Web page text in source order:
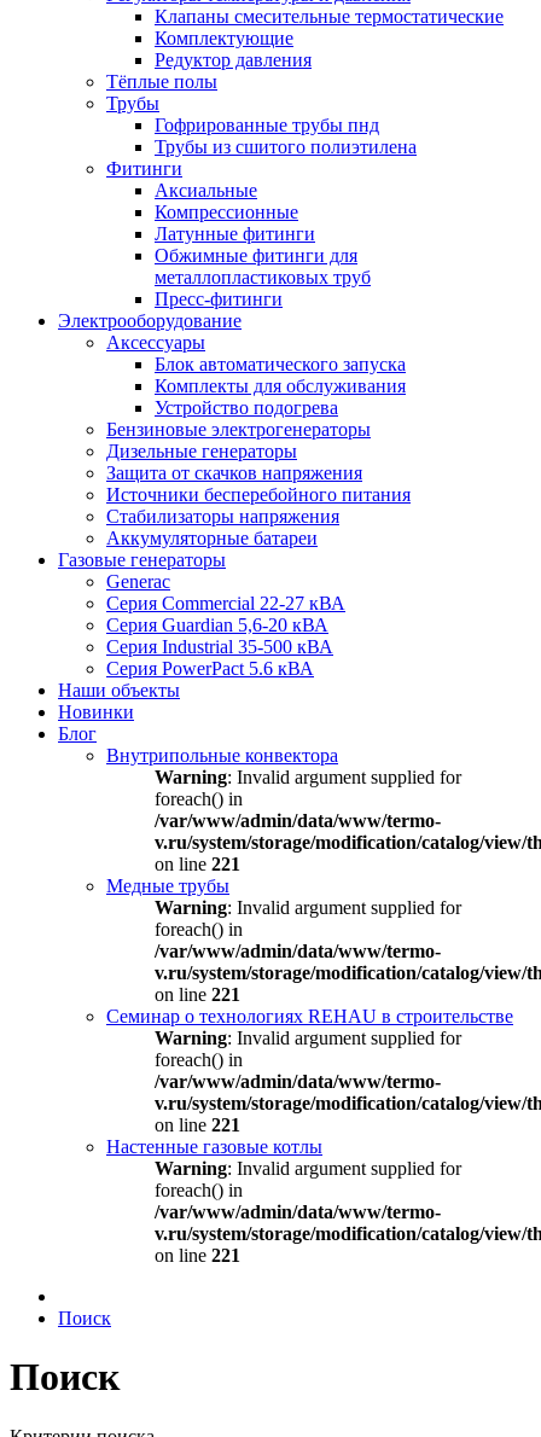
Клапаны смесительные термостатические
Комплектующие
Редуктор давления
Тёплые полы
Трубы
Гофрированные трубы пнд
Трубы из сшитого полиэтилена
Фитинги
Аксиальные
Компрессионные
Латунные фитинги
Обжимные фитинги для
металлопластиковых труб
Пресс-фитинги
Электрооборудование
Аксессуары
Блок автоматического запуска
Комплекты для обслуживания
Устройство подогрева
Бензиновые электрогенераторы
Дизельные генераторы
Защита от скачков напряжения
Источники бесперебойного питания
Стабилизаторы напряжения
Аккумуляторные батареи
Газовые генераторы
Generac
Серия Commercial 22-27 кВА
Серия Guardian 5,6-20 кВА
Серия Industrial 35-500 кВА
Серия PowerPact 5.6 кВА
Наши объекты
Новинки
Блог
Внутрипольные конвектора
Warning: Invalid argument supplied for
foreach() in
/var/www/admin/data/www/termo-
v.ru/system/storage/modification/catalog/view/
on line 221
Медные трубы
Warning: Invalid argument supplied for
foreach() in
/var/www/admin/data/www/termo-
v.ru/system/storage/modification/catalog/view/
on line 221
Семинар о технологиях REHAU в строительстве
Warning: Invalid argument supplied for
foreach() in
/var/www/admin/data/www/termo-
v.ru/system/storage/modification/catalog/view/
on line 221
Настенные газовые котлы
Warning: Invalid argument supplied for
foreach() in
/var/www/admin/data/www/termo-
v.ru/system/storage/modification/catalog/view/
on line 221
Поиск
Поиск